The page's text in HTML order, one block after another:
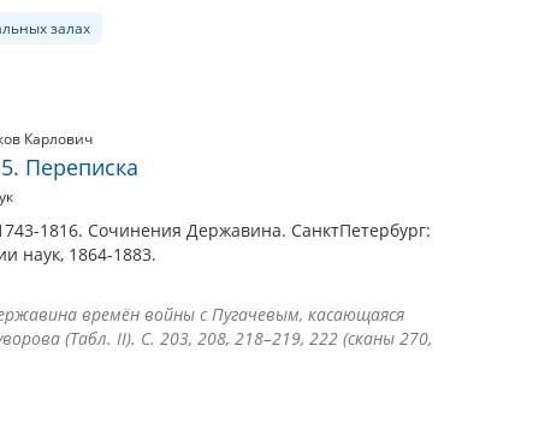
залах
Карлович
Переписка
1816. Сочинения Державина. СанктПетербург:
наук, 1864-1883.
времён войны с Пугачевым, касающаяся
(Табл. II). С. 203, 208, 218–219, 222 (сканы 270,